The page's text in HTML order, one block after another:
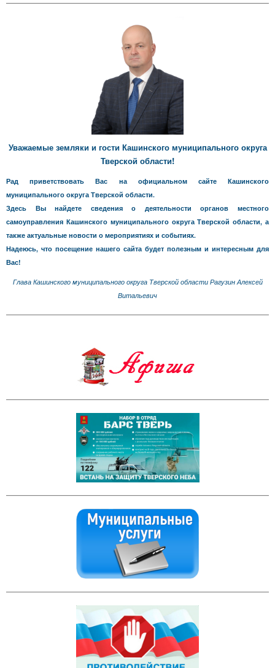
Уважаемые земляки и гости Кашинского муниципального округа
Тверской области!
Рад приветствовать Вас на официальном сайте Кашинского
муниципального округа Тверской области.
Здесь Вы найдете сведения о деятельности органов местного
самоуправления Кашинского муниципального округа Тверской области, а
также актуальные новости о мероприятиях и событиях.
Надеюсь, что посещение нашего сайта будет полезным и интересным для
Вас!
Глава Кашинского муниципального округа Тверской области Рагузин Алексей
Витальевич